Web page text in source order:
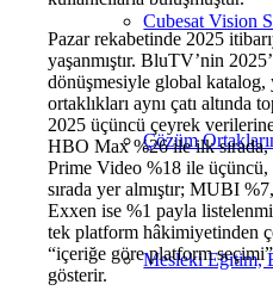
Cubesat Vision
Çözüm
Mesleki Eğitim,
Pazar rekabetinde 2025
yaşanmıştır. BluTV’nin
dönüşmesiyle global
ortaklıkları aynı çatı altında
2025 üçüncü çeyrek verilerine
HBO Max %26 ile ilk
Prime Video %18 ile
sırada yer almıştır; MUBI
Exxen ise %1 payla
tek platform hâkimiyetinden
“içeriğe göre platform
gösterir.